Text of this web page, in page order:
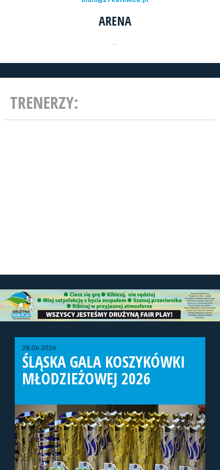
ARENA
, ,
TRENERZY:
28.06.2026
ŚLĄSKA GALA KOSZYKÓWKI
MŁODZIEŻOWEJ 2026